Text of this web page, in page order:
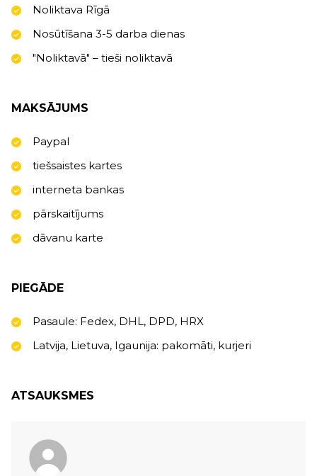
Noliktava Rīgā
Nosūtīšana 3-5 darba dienas
"Noliktavā" – tieši noliktavā
MAKSĀJUMS
Paypal
tiešsaistes kartes
interneta bankas
pārskaitījums
dāvanu karte
PIEGĀDE
Pasaule: Fedex, DHL, DPD, HRX
Latvija, Lietuva, Igaunija: pakomāti, kurjeri
ATSAUKSMES